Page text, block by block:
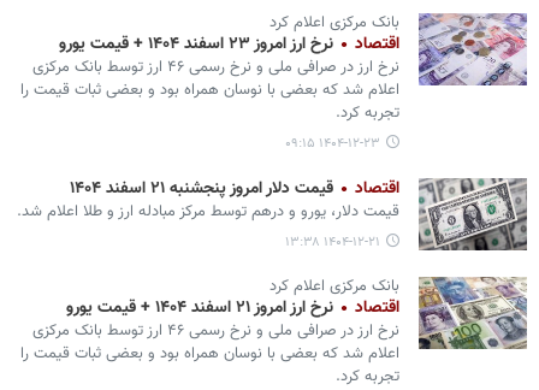
بانک مرکزی اعلام کرد
اقتصاد نرخ ارز امروز ۲۳ اسفند ۱۴۰۴ + قیمت یورو
نرخ ارز در صرافی ملی و نرخ رسمی ۴۶ ارز توسط بانک مرکزی
اعلام شد که بعضی با نوسان همراه بود و بعضی ثبات قیمت را
تجربه کرد.
۱۴۰۴-۱۲-۲۳ ۰۹:۱۵
اقتصاد قیمت دلار امروز پنجشنبه ۲۱ اسفند ۱۴۰۴
قیمت دلار، یورو و درهم توسط مرکز مبادله ارز و طلا اعلام شد.
۱۴۰۴-۱۲-۲۱ ۱۳:۳۸
بانک مرکزی اعلام کرد
اقتصاد نرخ ارز امروز ۲۱ اسفند ۱۴۰۴ + قیمت یورو
نرخ ارز در صرافی ملی و نرخ رسمی ۴۶ ارز توسط بانک مرکزی
اعلام شد که بعضی با نوسان همراه بود و بعضی ثبات قیمت را
تجربه کرد.